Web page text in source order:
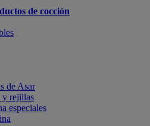
de cocción
de Asar
y rejillas
especiales